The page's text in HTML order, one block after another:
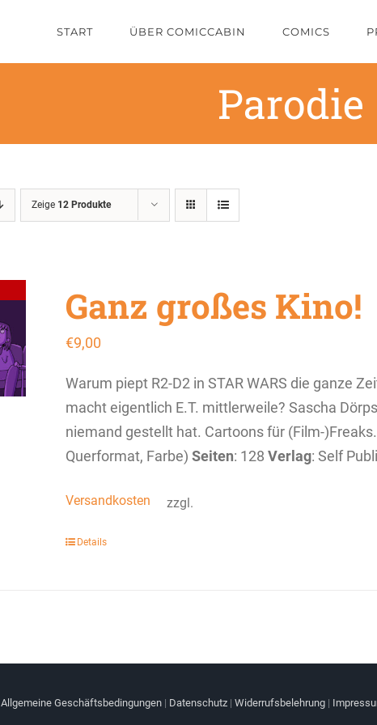
START ÜBER COMICCABIN COMICS
Parodie
Zeige 12 Produkte
Ganz großes Kino!
€9,00
Warum piept R2-D2 in STAR WARS die ganze
macht eigentlich E.T. mittlerweile? Sascha
niemand gestellt hat. Cartoons für (Film-
Querformat, Farbe) Seiten: 128 Verlag: Self
zzgl.
Versandkosten
Details
Allgemeine Geschäftsbedingungen | Datenschutz | Widerrufsbelehrung |